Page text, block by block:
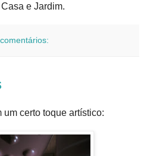
e Jardim.
certo toque artístico: